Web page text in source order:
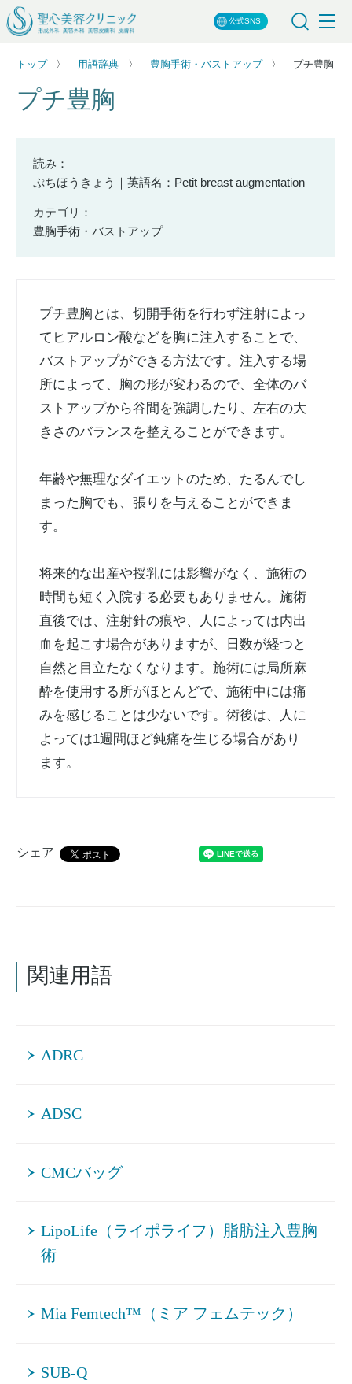
公式SNS
トップ 用語辞典 豊胸手術・バストアップ プチ豊胸
プチ豊胸
読み：
ぷちほうきょう｜英語名：Petit breast augmentation
カテゴリ：
豊胸手術・バストアップ
プチ豊胸とは、切開手術を行わず注射によっ
てヒアルロン酸などを胸に注入することで、
バストアップができる方法です。注入する場
所によって、胸の形が変わるので、全体のバ
ストアップから谷間を強調したり、左右の大
きさのバランスを整えることができます。
年齢や無理なダイエットのため、たるんでし
まった胸でも、張りを与えることができま
す。
将来的な出産や授乳には影響がなく、施術の
時間も短く入院する必要もありません。施術
直後では、注射針の痕や、人によっては内出
血を起こす場合がありますが、日数が経つと
自然と目立たなくなります。施術には局所麻
酔を使用する所がほとんどで、施術中には痛
みを感じることは少ないです。術後は、人に
よっては1週間ほど鈍痛を生じる場合があり
ます。
シェア
関連用語
ADRC
ADSC
CMCバッグ
LipoLife（ライポライフ）脂肪注入豊胸
術
Mia Femtech™（ミア フェムテック）
SUB-Q